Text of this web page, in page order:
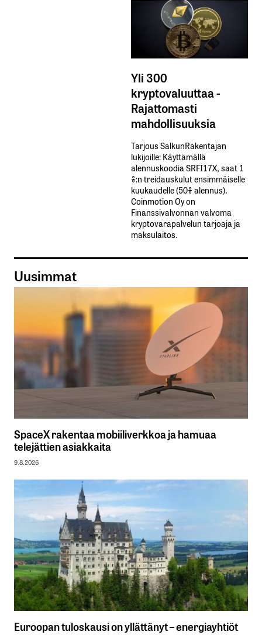
Yli 300
kryptovaluuttaa -
Rajattomasti
mahdollisuuksia
Tarjous SalkunRakentajan
lukijoille: Käyttämällä​ ​
alennuskoodia​ ​SRFI17X,​ ​saat​ ​1
%:n treidauskulut​ ​ensimmäiselle​ ​
kuukaudelle​ ​(50%​ ​alennus).
Coinmotion Oy on
Finanssivalvonnan valvoma
kryptovarapalvelun tarjoaja ja
maksulaitos.
Uusimmat
SpaceX rakentaa mobiiliverkkoa ja hamuaa
telejättien asiakkaita
9.8.2026
Euroopan tuloskausi on yllättänyt – energiayhtiöt